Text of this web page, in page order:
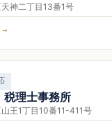
神二丁目13番1号
→
税理士事務所
王1丁目10番11-411号